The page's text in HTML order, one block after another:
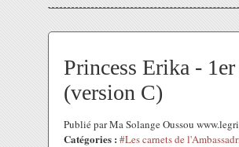
Princess Erika -
(version C)
Publié par Ma Solange Oussou
Catégories : #Les carnets de